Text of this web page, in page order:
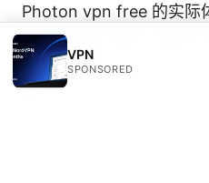
Photon vpn free 的实际
vpn电脑版下载 与 相关
与最新数据
VPN
SPONSORED